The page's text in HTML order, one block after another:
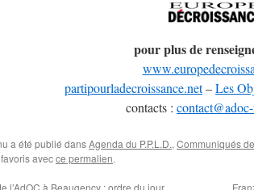
pour plus de
partipourladecroissance.net–Les
contacts :
a été publié dansAgenda du P.P.L.D., Communiqués
avecce permalien.
l’AdOC à Beaugency : ordre du jour